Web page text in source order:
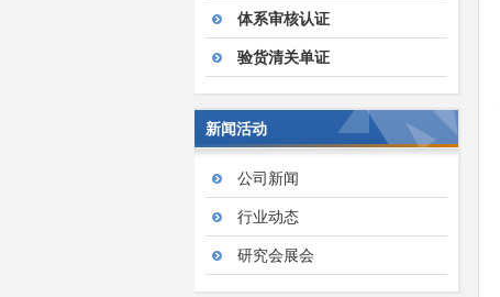
体系审核认证
验货清关单证
新闻活动
公司新闻
行业动态
研究会展会